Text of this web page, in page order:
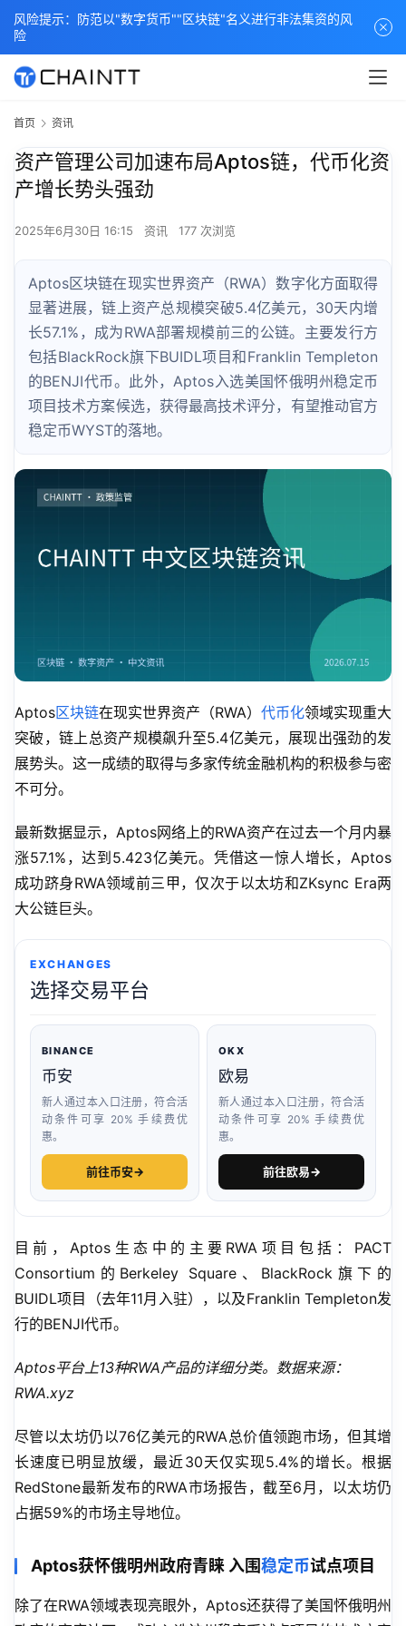
首页 资讯
资产管理公司加速布局Aptos链，代币化资
产增长势头强劲
2025年6月30日 16:15 资讯 177 次浏览
Aptos区块链在现实世界资产（RWA）数字化方面取得
显著进展，链上资产总规模突破5.4亿美元，30天内增
长57.1%，成为RWA部署规模前三的公链。主要发行方
包括BlackRock旗下BUIDL项目和Franklin Templeton
的BENJI代币。此外，Aptos入选美国怀俄明州稳定币
项目技术方案候选，获得最高技术评分，有望推动官方
稳定币WYST的落地。
Aptos区块链在现实世界资产（RWA） 代币化领域实现重大
突破，链上总资产规模飙升至5.4亿美元，展现出强劲的发
展势头。这一成绩的取得与多家传统金融机构的积极参与密
不可分。
最新数据显示，Aptos网络上的RWA资产在过去一个月内暴
涨57.1%，达到5.423亿美元。凭借这一惊人增长，Aptos
成功跻身RWA领域前三甲，仅次于以太坊和ZKsync Era两
大公链巨头。
EXCHANGES
选择交易平台
BINANCE
币安
新人通过本入口注册，符合活
动条件可享 20% 手续费优
惠。
前往币安→
OKX
欧易
新人通过本入口注册，符合活
动条件可享 20% 手续费优
惠。
前往欧易→
目前，Aptos生态中的主要RWA项目包括：PACT
Consortium的Berkeley Square、BlackRock旗下的
BUIDL项目（去年11月入驻），以及Franklin Templeton发
行的BENJI代币。
Aptos平台上13种RWA产品的详细分类。数据来源：
RWA.xyz
尽管以太坊仍以76亿美元的RWA总价值领跑市场，但其增
长速度已明显放缓，最近30天仅实现5.4%的增长。根据
RedStone最新发布的RWA市场报告，截至6月，以太坊仍
占据59%的市场主导地位。
Aptos获怀俄明州政府青睐 入围稳定币试点项目
除了在RWA领域表现亮眼外，Aptos还获得了美国怀俄明州
风险提示：防范以"数字货币""区块链"名义进行非法集资的风
险